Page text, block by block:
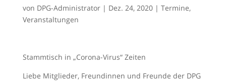
von DPG-Administrator| Dez. 24, 2020| Termine,
Veranstaltungen
Stammtisch in „Corona-Virus“ Zeiten
Liebe Mitglieder, Freundinnen und Freunde der DPG